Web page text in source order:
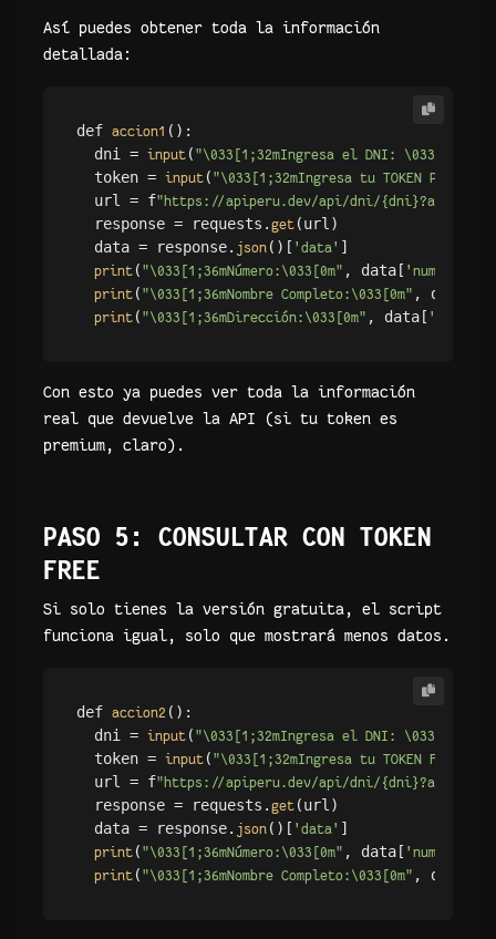
Así puedes obtener toda la información
detallada:
def accion1 ():
  dni =
input ( "\033[1;32mIngresa el DNI: \033[0m"
  token =
input ( "\033[1;32mIngresa tu TOKEN
  url = f
"https://apiperu.dev/api/dni/
  response = requests.
get (url)
  data = response.
json ()[ 'data' ]
print ( "\033[1;36mNúmero:\033[0m" , data[ 'numero'
print ( "\033[1;36mNombre Completo:\033[0m" , data[
print ( "\033[1;36mDirección:\033[0m" , data[
Con esto ya puedes ver toda la información
real que devuelve la API (si tu token es
premium, claro).
PASO 5: CONSULTAR CON TOKEN
FREE
Si solo tienes la versión gratuita, el script
funciona igual, solo que mostrará menos datos.
def accion2 ():
  dni =
input ( "\033[1;32mIngresa el DNI: \033[0m"
  token =
input ( "\033[1;32mIngresa tu TOKEN FREE:
  url = f
"https://apiperu.dev/api/dni/
  response = requests.
get (url)
  data = response.
json ()[ 'data' ]
print ( "\033[1;36mNúmero:\033[0m" , data[ 'numero'
print ( "\033[1;36mNombre Completo:\033[0m" , data[